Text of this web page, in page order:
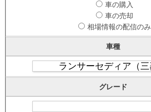
車の購入
車の売却
相場情報の配信のみ
車種
グレード